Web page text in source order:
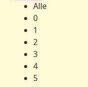
Alle
0
1
2
3
4
5